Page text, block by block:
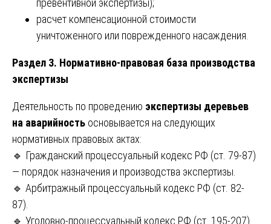
превентивной экспертизы);
расчет компенсационной стоимости
уничтоженного или поврежденного насаждения.
Раздел 3. Нормативно-правовая база производства
экспертизы
Деятельность по проведению экспертизы деревьев
на аварийность основывается на следующих
нормативных правовых актах:
🔹 Гражданский процессуальный кодекс РФ (ст. 79-87)
— порядок назначения и производства экспертизы.
🔹 Арбитражный процессуальный кодекс РФ (ст. 82-
87).
🔹 Уголовно-процессуальный кодекс РФ (ст. 195-207).